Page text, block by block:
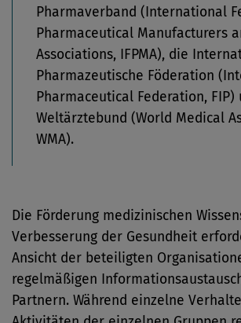
Pharmaverband (International
Pharmaceutical Manufacturers
Associations, IFPMA), die
Pharmazeutische Föderation
Pharmaceutical Federation, FIP)
Weltärztebund (World Medical
WMA).
Die Förderung medizinischen
Verbesserung der Gesundheit
Ansicht der beteiligten
regelmäßigen
Partnern. Während einzelne